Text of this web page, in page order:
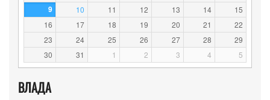
9 10 11 12 13 14
15
16
17 18 19 20 21
22
23
24 25 26 27 28
29
30
31 1 2 3 4 5
ВЛАДА